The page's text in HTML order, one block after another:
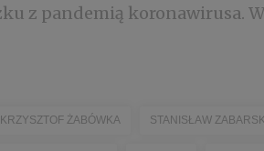
z pandemią koronawirusa.
KRZYSZTOF ŻABÓWKA STANISŁAW ZABARSKI